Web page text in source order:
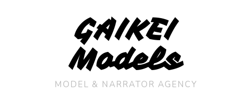
GAIKEI
Models
MODEL & NARRATOR AGENCY